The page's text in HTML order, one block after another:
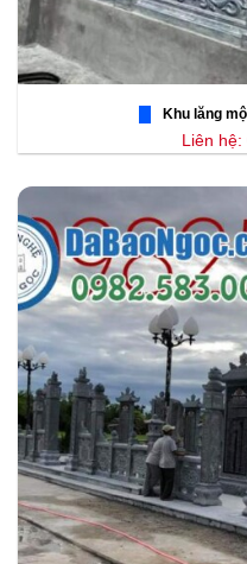
Khu lăng
Liên